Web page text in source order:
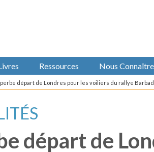
Ressources Nous Connaître
départ de Londres pour les voiliers du rallye
départ de